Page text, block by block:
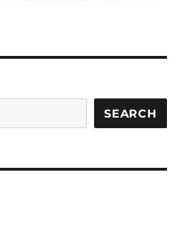
SEARCH